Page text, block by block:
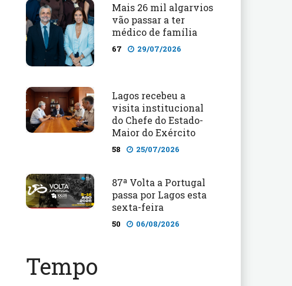
Mais 26 mil algarvios
vão passar a ter
médico de família
67 29/07/2026
Lagos recebeu a
visita institucional
do Chefe do Estado-
Maior do Exército
58 25/07/2026
87ª Volta a Portugal
passa por Lagos esta
sexta-feira
50 06/08/2026
Tempo